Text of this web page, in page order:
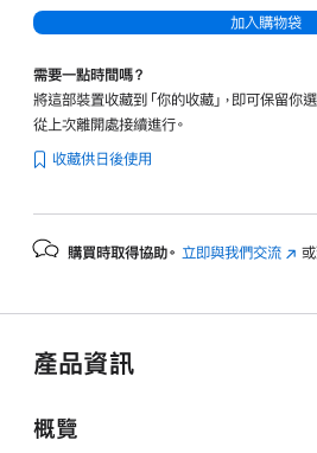
加入購物袋
需要一點時間嗎？
將這部裝置收藏到「你的收藏」，即可保留你
從上次離開處接續進行。
收藏供日後使用
購買時取得協助。 立即與我們交流 (以
產品資訊
概覽